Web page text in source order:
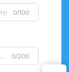
0/100
0/200